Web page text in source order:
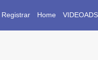
Registrar Home VIDEOADS